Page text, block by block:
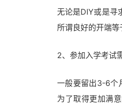
无论是DIY或是寻
所谓良好的开端等
2、参加入学考试
一般要留出3-6个
为了取得更加满